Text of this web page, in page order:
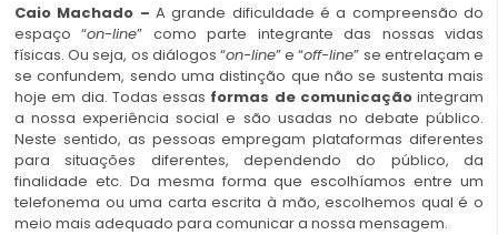
Caio Machado – A grande dificuldade é a compreensão do
espaço “on-line” como parte integrante das nossas vidas
físicas. Ou seja, os diálogos “on-line” e “off-line” se entrelaçam e
se confundem, sendo uma distinção que não se sustenta mais
hoje em dia. Todas essas formas de comunicaçãointegram
a nossa experiência social e são usadas no debate público.
Neste sentido, as pessoas empregam plataformas diferentes
para situações diferentes, dependendo do público, da
finalidade etc. Da mesma forma que escolhíamos entre um
telefonema ou uma carta escrita à mão, escolhemos qual é o
meio mais adequado para comunicar a nossa mensagem.